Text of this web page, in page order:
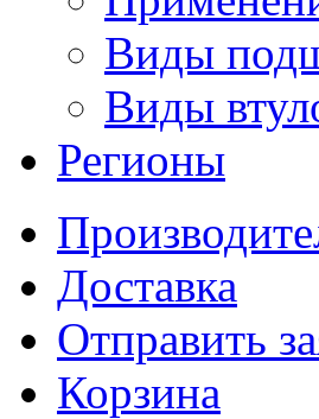
Виды
Виды
Регионы
Доставка
Отправить
Корзина